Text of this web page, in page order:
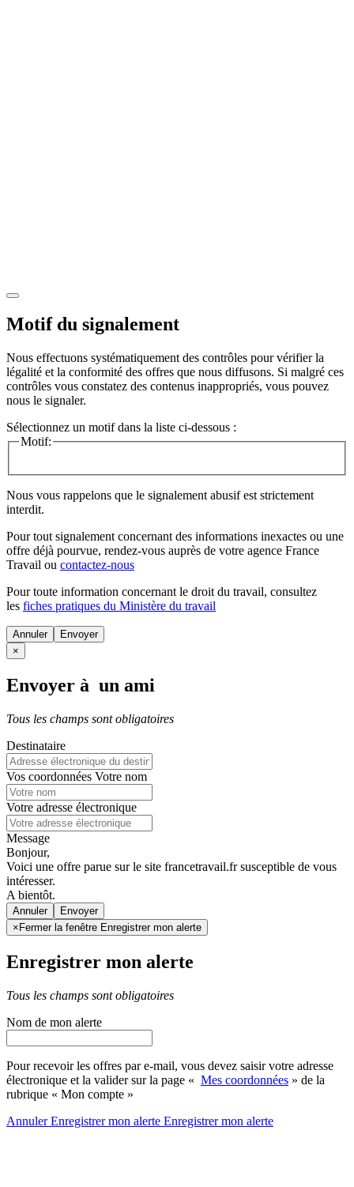
Motif du signalement
Nous effectuons systématiquement des contrôles pour vérifier la
légalité et la conformité des offres que nous diffusons. Si malgré ces
contrôles vous constatez des contenus inappropriés, vous pouvez
nous le signaler.
Sélectionnez un motif dans la liste ci-dessous :
Motif:
Nous vous rappelons que le signalement abusif est strictement
interdit.
Pour tout signalement concernant des informations inexactes ou une
offre déjà pourvue, rendez-vous auprès de votre agence France
Travail ou contactez-nous
Pour toute information concernant le droit du travail, consultez
les fiches pratiques du Ministère du travail
Annuler
×
Envoyer à un ami
Tous les champs sont obligatoires
Destinataire
Vos coordonnées Votre nom
Votre adresse électronique
Message
Bonjour,
Voici une offre parue sur le site francetravail.fr susceptible de vous
intéresser.
A bientôt.
Annuler
× Fermer la fenêtre Enregistrer mon alerte
Enregistrer mon alerte
Tous les champs sont obligatoires
Nom de mon alerte
Pour recevoir les offres par e-mail, vous devez saisir votre adresse
électronique et la valider sur la page « Mes coordonnées » de la
rubrique « Mon compte »
AnnulerEnregistrer mon alerte Enregistrermon alerte